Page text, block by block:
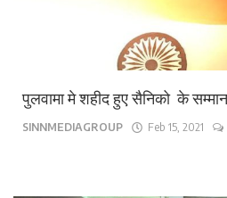
पुलवामा मे शहीद हुए सैनिको के
SINNMEDIAGROUP Feb 15, 2021